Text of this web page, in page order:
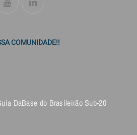
COMUNIDADE!!
DaBase do Brasileirão Sub-20